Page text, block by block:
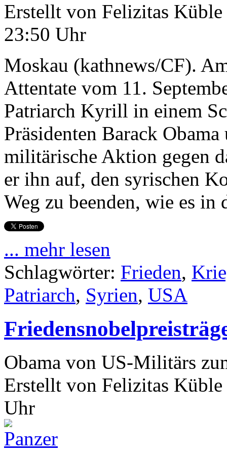
Erstellt von Felizitas Küble
23:50 Uhr
Moskau (kathnews/CF).
Attentate vom 11.
Patriarch Kyrill in einem
Präsidenten Barack
militärische Aktion gegen
er ihn auf, den syrischen
Weg zu beenden, wie es
... mehr lesen
Schlagwörter: Frieden,
Patriarch, Syrien, USA
Obama von US-Militärs
Erstellt von Felizitas Küble
Uhr